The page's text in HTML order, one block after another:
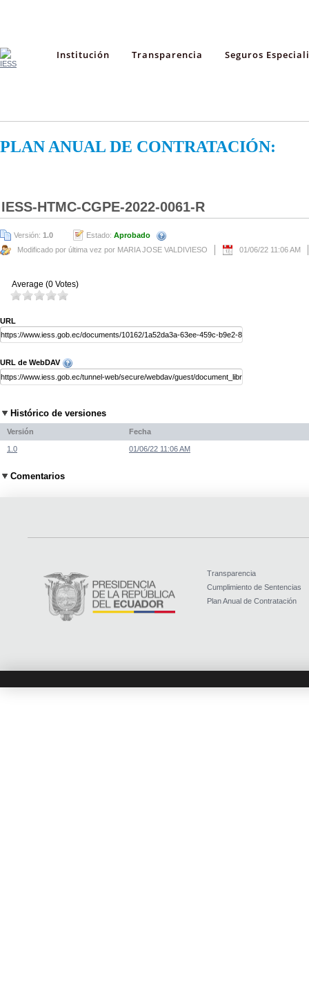
Institución Transparencia Seguros
PLAN ANUAL DE CONTRATACIÓN:
IESS-HTMC-CGPE-2022-0061-R
Versión: 1.0 Estado: Aprobado
Modificado por última vez por MARIA JOSE VALDIVIESO
01/06/22 11:06 AM
Average (0 Votes)
URL
URL de WebDAV
Histórico de versiones
Versión Fecha
1.0 01/06/22 11:06 AM
Comentarios
Transparencia
Cumplimiento de Sentencias
Plan Anual de Contratación